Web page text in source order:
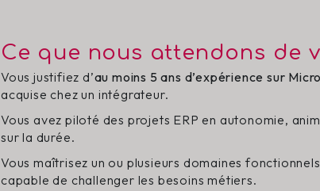
Ce que nous attendons de
Vous justifiez d’au moins 5 ans d’expérience sur
acquise chez un intégrateur.
Vous avez piloté des projets ERP en autonomie,
sur la durée.
Vous maîtrisez un ou plusieurs domaines
capable de challenger les besoins métiers.